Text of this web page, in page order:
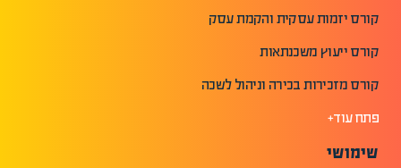
קורס יזמות עסקית והקמת עסק
קורס ייעוץ משכנתאות
קורס מזכירות בכירה וניהול לשכה
פתח עוד+
שימושי